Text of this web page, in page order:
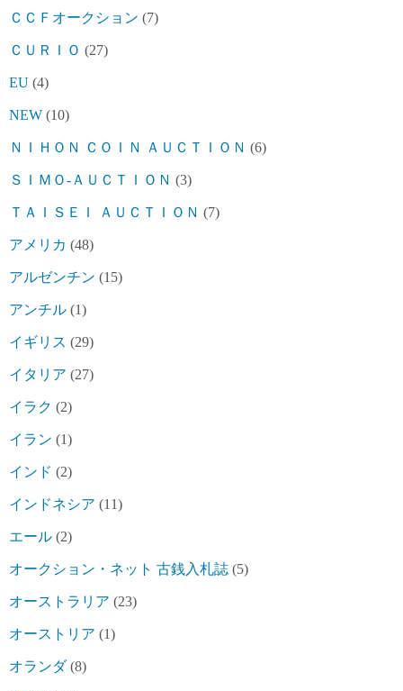
ＣＣＦオークション (7)
ＣＵＲＩＯ (27)
EU (4)
NEW (10)
ＮＩＨＯＮ ＣＯＩＮ ＡＵＣＴＩＯＮ (6)
ＳＩＭＯ-ＡＵＣＴＩＯＮ (3)
ＴＡＩＳＥＩ ＡＵＣＴＩＯＮ (7)
アメリカ (48)
アルゼンチン (15)
アンチル (1)
イギリス (29)
イタリア (27)
イラク (2)
イラン (1)
インド (2)
インドネシア (11)
エール (2)
オークション・ネット 古銭入札誌 (5)
オーストラリア (23)
オーストリア (1)
オランダ(8)